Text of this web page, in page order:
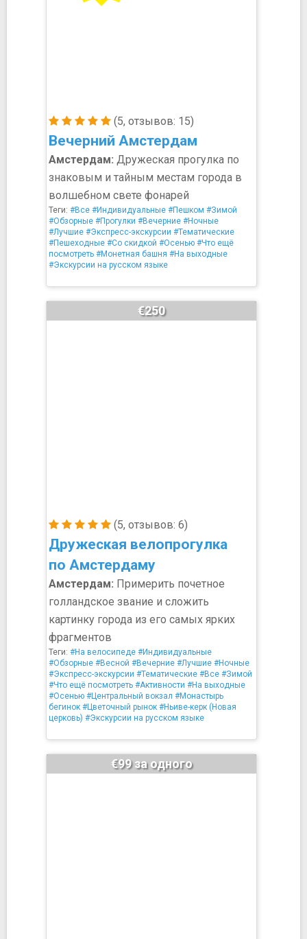
(5, отзывов: 15)
Вечерний Амстердам
Амстердам: Дружеская прогулка по
знаковым и тайным местам города в
волшебном свете фонарей
Теги: #Все #Индивидуальные #Пешком #Зимой
#Обзорные #Прогулки #Вечерние #Ночные
#Лучшие #Экспресс-экскурсии #Тематические
#Пешеходные #Со скидкой #Осенью #Что ещё
посмотреть #Монетная башня #На выходные
#Экскурсии на русском языке
(5, отзывов: 6)
Дружеская велопрогулка
по Амстердаму
€250
Амстердам: Примерить почетное
голландское звание и сложить
картинку города из его самых ярких
фрагментов
Теги: #На велосипеде #Индивидуальные
#Обзорные #Весной #Вечерние #Лучшие #Ночные
#Экспресс-экскурсии #Тематические #Все #Зимой
#Что ещё посмотреть #Активности #На выходные
#Осенью #Центральный вокзал #Монастырь
бегинок #Цветочный рынок #Ньиве-керк (Новая
церковь) #Экскурсии на русском языке
€99 за одного